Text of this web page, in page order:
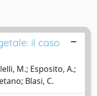
il caso
M.; Esposito, A.;
Blasi, C.